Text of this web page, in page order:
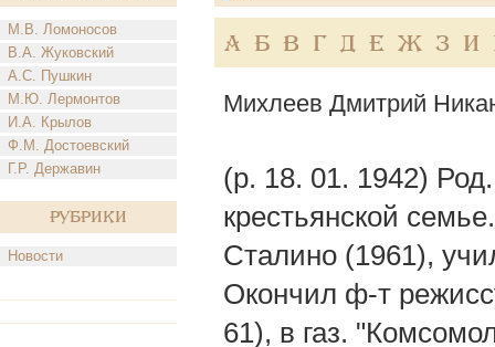
М.В. Ломоносов
В.А. Жуковский
А.С. Пушкин
М.Ю. Лермонтов
И.А. Крылов
Ф.М. Достоевский
Г.Р. Державин
Рубрики
Новости
А Б В Г Д Е Ж З И
Михлеев Дмитрий
(р. 18. 01. 1942)
крестьянской
Сталино (1961),
Окончил ф-т
61), в газ.